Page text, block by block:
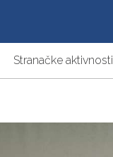
Stranačke aktivnosti